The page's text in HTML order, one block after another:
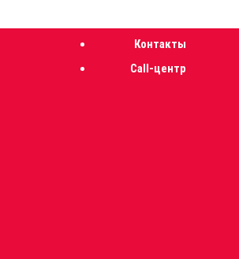
Контакты
Call-центр